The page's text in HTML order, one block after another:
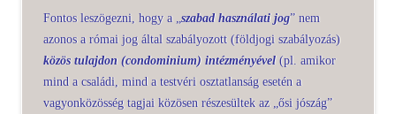
Fontos leszögezni, hogy a „ szabad használati jog” nem
azonos a római jog által szabályozott (földjogi szabályozás)
közös tulajdon (condominium) intézményével(pl. amikor
mind a családi, mind a testvéri osztatlanság esetén a
vagyonközösség tagjai közösen részesültek az „ősi jószág”